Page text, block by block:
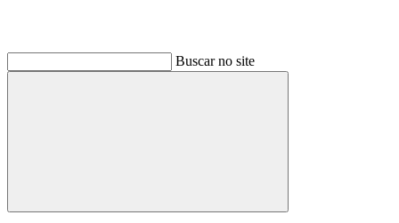
Buscar no site
Buscar